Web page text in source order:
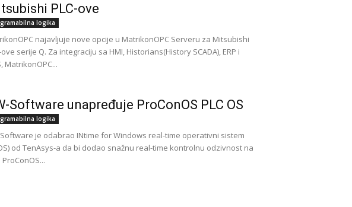
PLC-ove
logika
najavljuje nove opcije u MatrikonOPC Serveru za Mitsubishi
ove serije Q. Za integraciju sa HMI, Historians(History SCADA), ERP i
MatrikonOPC...
Software unapređuje ProConOS PLC OS
logika
Software je odabrao INtime for Windows real-time operativni sistem
od TenAsys-a da bi dodao snažnu real-time kontrolnu odzivnost na